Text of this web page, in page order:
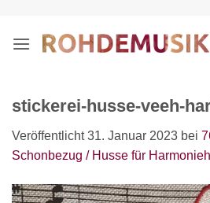
springen
stickerei-husse-veeh-
Veröffentlicht31. Januar 2023 bei
Schonbezug / Husse für